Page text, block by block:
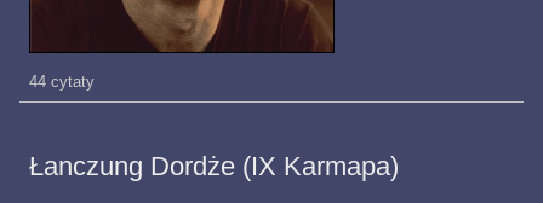
44 cytaty
Łanczung Dordże (IX Karmapa)